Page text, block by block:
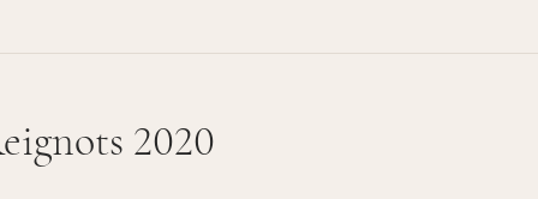
2020